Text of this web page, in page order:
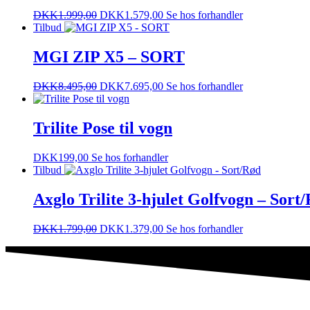
DKK1.999,00 DKK1.579,00 Se hos forhandler
Tilbud
MGI ZIP X5 – SORT
DKK8.495,00 DKK7.695,00 Se hos forhandler
Trilite Pose til vogn
DKK199,00 Se hos forhandler
Tilbud
Axglo Trilite 3-hjulet Golfvogn – Sort/
DKK1.799,00 DKK1.379,00 Se hos forhandler